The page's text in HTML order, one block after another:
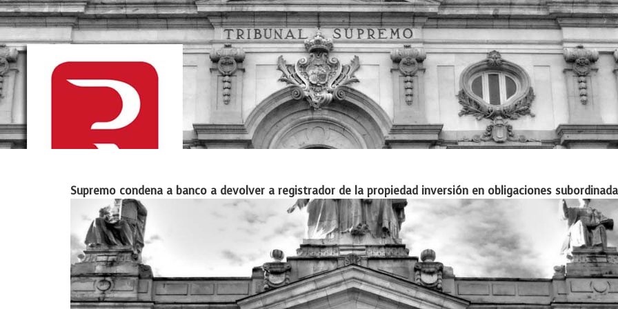
Supremo condena a banco a devolver a registrador de la propiedad inversión en obligaciones